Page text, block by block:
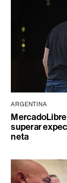
ARGENTINA
superar
neta